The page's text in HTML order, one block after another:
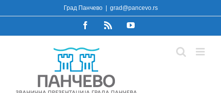
to
Град Панчево grad@pancevo.rs
FacebookRss YouTube